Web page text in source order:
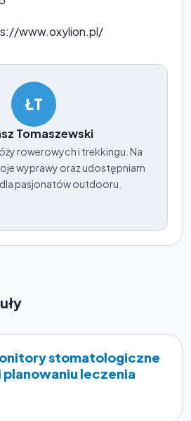
www.oxylion.pl/
ŁT
Tomaszewski
rowerowych i trekkingu. Na
wyprawy oraz udostępniam
pasjonatów outdooru.
stomatologiczne
leczenia